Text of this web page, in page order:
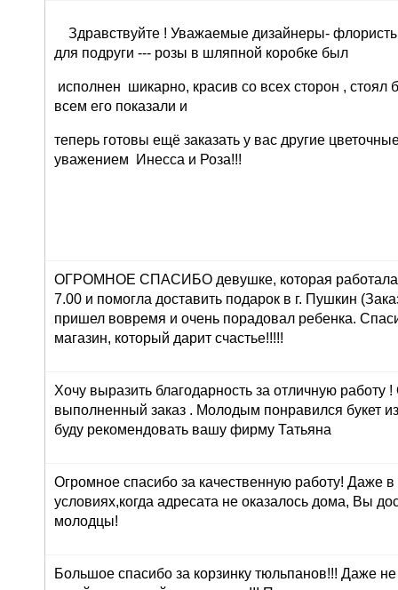
Здравствуйте ! Уважаемые дизайнеры-
для подруги --- розы в шляпной коробке был
исполнен шикарно, красив со всех сторон ,
всем его показали и
теперь готовы ещё заказать у вас другие
уважением Инесса и Роза!!!
ОГРОМНОЕ СПАСИБО девушке, которая работала
7.00 и помогла доставить подарок в г. Пушкин
пришел вовремя и очень порадовал ребенка.
магазин, который дарит счастье!!!!!
Хочу выразить благодарность за отличную работу
выполненный заказ . Молодым понравился букет
буду рекомендовать вашу фирму Татьяна
Огромное спасибо за качественную работу! Даже в
условиях,когда адресата не оказалось дома, Вы
молодцы!
Большое спасибо за корзинку тюльпанов!!! Даже